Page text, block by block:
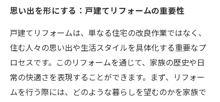
理想の住まいを手に入れる：成功の秘訣を公開
思い出を形にする：戸建てリフォームの重要性
戸建てリフォームは、単なる住宅の改良作業ではなく、
住む人々の思い出や生活スタイルを具体化する重要なプ
ロセスです。このリフォームを通じて、家族の歴史や日
常の快適さを表現することができます。まず、リフォー
ムを行う際には、どのような暮らしを望むのかを家族で